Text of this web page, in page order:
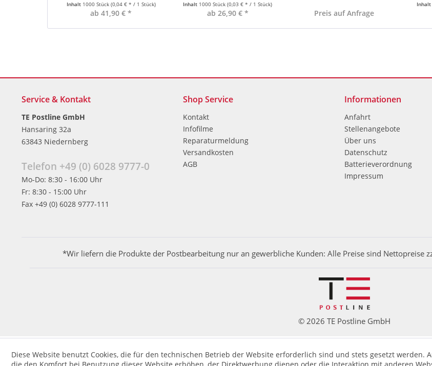
Inhalt 1000 Stück (0,04 € * / 1 Stück)
ab 41,90 € *
Inhalt 1000 Stück(0,03 € * / 1 Stück)
ab 26,90 € * Preis auf Anfrage
Inhalt
Service & Kontakt
TE Postline GmbH
Hansaring 32a
63843 Niedernberg
Telefon +49 (0) 6028 9777-0
Mo-Do: 8:30 - 16:00 Uhr
Fr: 8:30 - 15:00 Uhr
Fax +49 (0) 6028 9777-111
Shop Service
Kontakt
Infofilme
Reparaturmeldung
Versandkosten
AGB
Informationen
Anfahrt
Stellenangebote
Über uns
Datenschutz
Batterieverordnung
Impressum
*Wir liefern die Produkte der Postbearbeitung nur an gewerbliche Kunden: Alle Preise sind Nettopreise
© 2026 TE Postline GmbH
Diese Website benutzt Cookies, die für den technischen Betrieb der Website erforderlich sind und stets gesetzt werden.